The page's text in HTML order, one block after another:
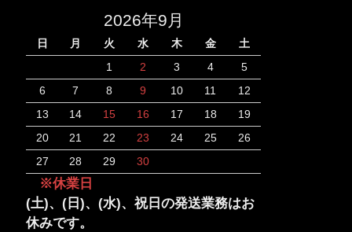
2026年9月
日 月 火 水 木 金
土
1
2 3 4
5
6
7 8 9 10 11
12
13
14 15 16 17 18
19
20
21 22 23 24 25
26
27
28 29 30
※休業日
(土)、(日)、(水)、祝日の発送業務はお
休みです。